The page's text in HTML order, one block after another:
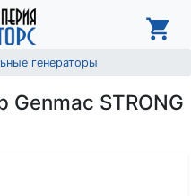
генераторы
Genmac STRONG